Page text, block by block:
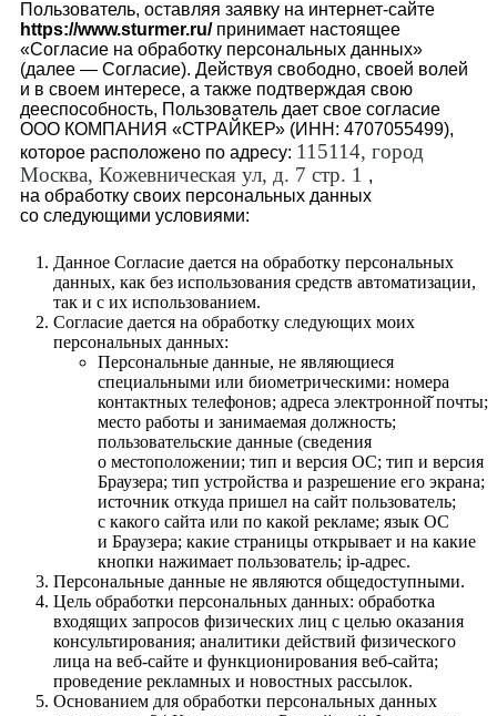
Пользователь, оставляя заявку на интернет-сайте
https://www.sturmer.ru/ принимает настоящее
«Согласие на обработку персональных данных»
(далее — Согласие). Действуя свободно, своей волей
и в своем интересе, а также подтверждая свою
дееспособность, Пользователь дает свое согласие
ООО КОМПАНИЯ «СТРАЙКЕР» (ИНН: 4707055499),
которое расположено по адресу: 115114, город
Москва, Кожевническая ул, д. 7 стр. 1 ,
на обработку своих персональных данных
со следующими условиями:
Данное Согласие дается на обработку персональных
данных, как без использования средств автоматизации,
так и с их использованием.
Согласие дается на обработку следующих моих
персональных данных:
Персональные данные, не являющиеся
специальными или биометрическими: номера
контактных телефонов; адреса электронной̆ почты;
место работы и занимаемая должность;
пользовательские данные (сведения
о местоположении; тип и версия ОС; тип и версия
Браузера; тип устройства и разрешение его экрана;
источник откуда пришел на сайт пользователь;
с какого сайта или по какой рекламе; язык ОС
и Браузера; какие страницы открывает и на какие
кнопки нажимает пользователь; ip-адрес.
Персональные данные не являются общедоступными.
Цель обработки персональных данных: обработка
входящих запросов физических лиц с целью оказания
консультирования; аналитики действий физического
лица на веб-сайте и функционирования веб-сайта;
проведение рекламных и новостных рассылок.
Основанием для обработки персональных данных